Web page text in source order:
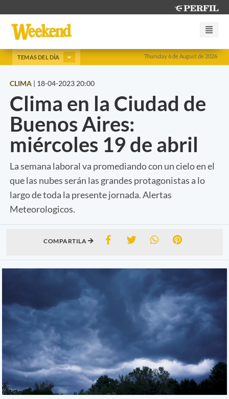
Thursday 6 de August de 2026
TEMAS DEL DÍA
CLIMA | 18-04-2023 20:00
Clima en la Ciudad de
Buenos Aires:
miércoles 19 de abril
La semana laboral va promediando con un cielo en el
que las nubes serán las grandes protagonistas a lo
largo de toda la presente jornada. Alertas
Meteorologicos.
COMPARTILA